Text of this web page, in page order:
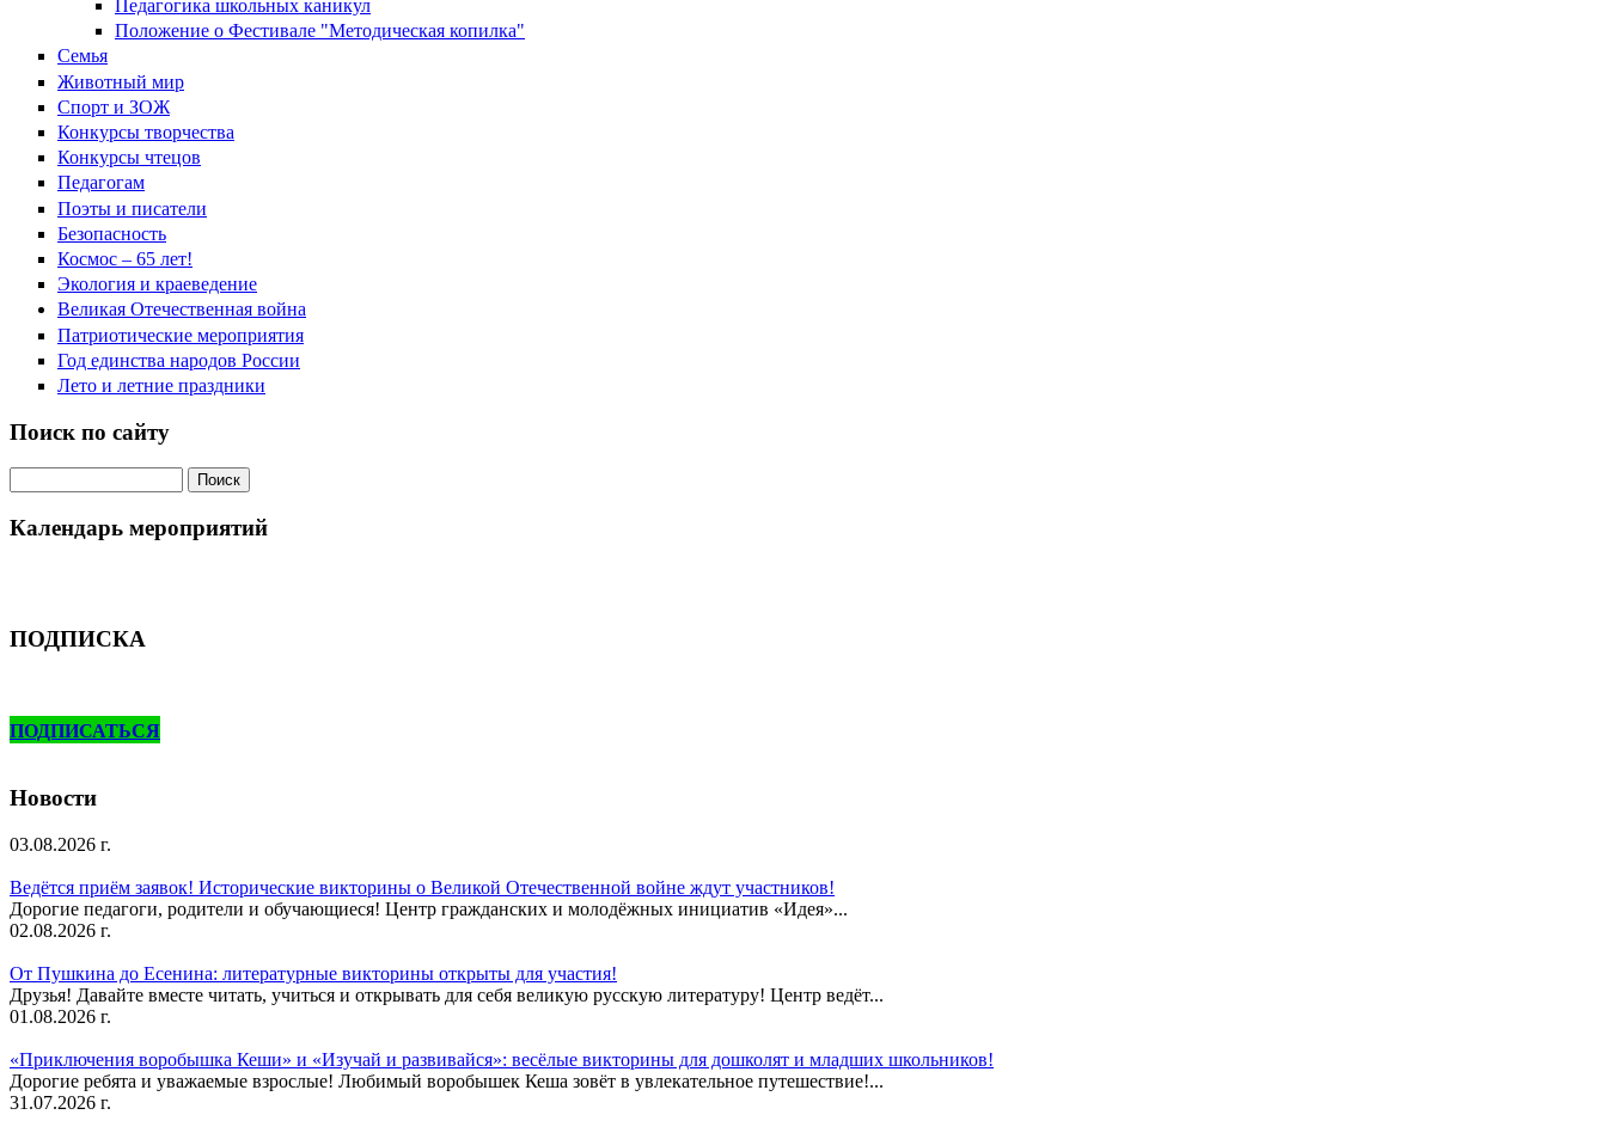
Педагогика школьных каникул
Положение о Фестивале "Методическая копилка"
Семья
Животный мир
Спорт и ЗОЖ
Конкурсы творчества
Конкурсы чтецов
Педагогам
Поэты и писатели
Безопасность
Космос – 65 лет!
Экология и краеведение
Великая Отечественная война
Патриотические мероприятия
Год единства народов России
Лето и летние праздники
Поиск по сайту
Календарь мероприятий
ПОДПИСКА
ПОДПИСАТЬСЯ
Новости
03.08.2026 г.
Ведётся приём заявок! Исторические викторины о Великой Отечественной войне ждут участников!
Дорогие педагоги, родители и обучающиеся! Центр гражданских и молодёжных инициатив «Идея»...
02.08.2026 г.
От Пушкина до Есенина: литературные викторины открыты для участия!
Друзья! Давайте вместе читать, учиться и открывать для себя великую русскую литературу! Центр ведёт...
01.08.2026 г.
«Приключения воробышка Кеши» и «Изучай и развивайся»: весёлые викторины для дошколят и младших школьников!
Дорогие ребята и уважаемые взрослые! Любимый воробышек Кеша зовёт в увлекательное путешествие!...
31.07.2026 г.